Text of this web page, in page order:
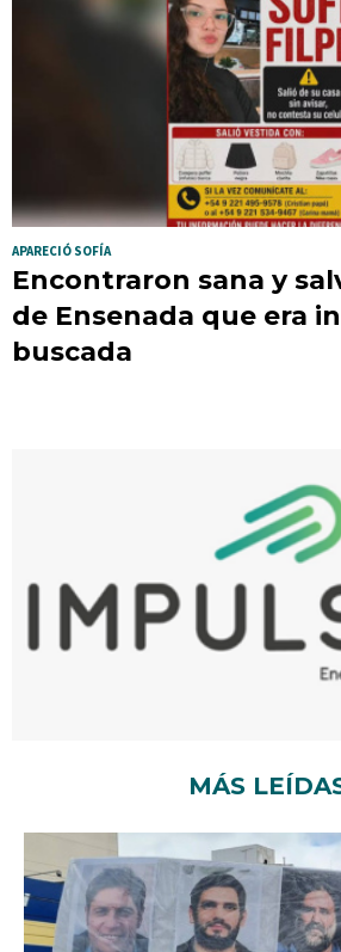
APARECIÓ SOFÍA
Encontraron sana y
de Ensenada que era
buscada
MÁS